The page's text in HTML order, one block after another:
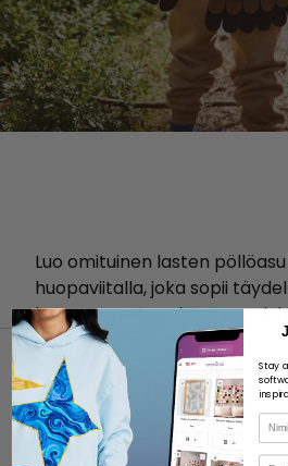
Luo omituinen lasten
huopaviitalla, joka sopii
kepponen -tapahtumaan,
MEISTÄ
Stay
Nimi